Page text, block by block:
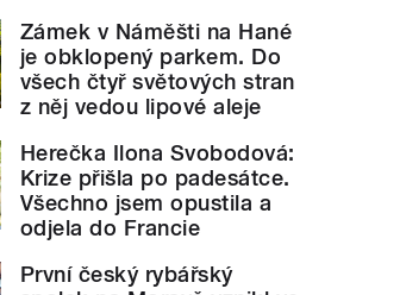
Zámek v Náměšti na Hané
je obklopený parkem. Do
všech čtyř světových stran
z něj vedou lipové aleje
Herečka Ilona Svobodová:
Krize přišla po padesátce.
Všechno jsem opustila a
odjela do Francie
První český rybářský